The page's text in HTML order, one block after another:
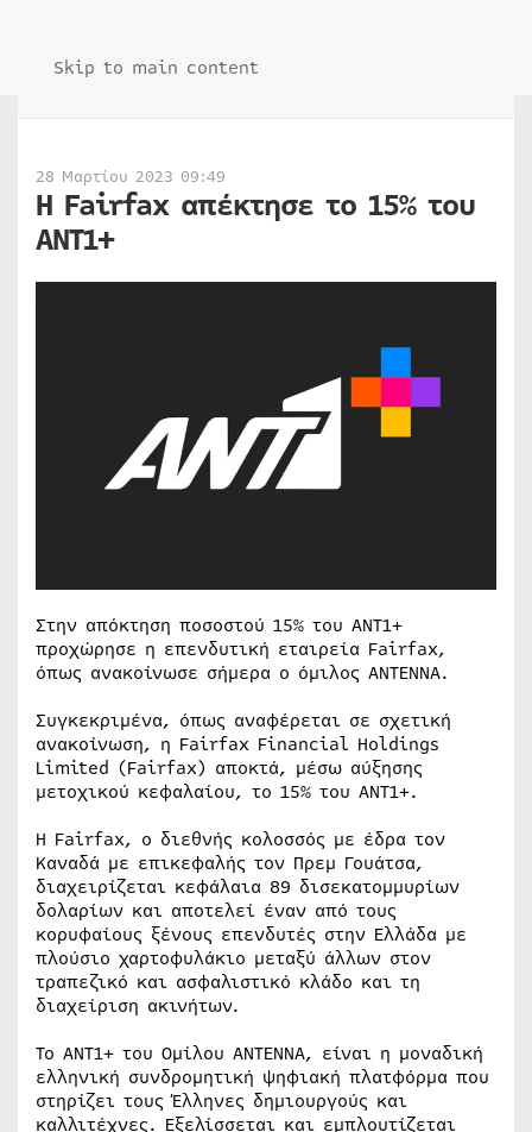
Skip to main content
28 Μαρτίου 2023 09:49
Η Fairfax απέκτησε το 15% του
ANT1+
Στην απόκτηση ποσοστού 15% του ANT1+
προχώρησε η επενδυτική εταιρεία Fairfax,
όπως ανακοίνωσε σήμερα ο όμιλος ΑΝΤΕΝΝΑ.
Συγκεκριμένα, όπως αναφέρεται σε σχετική
ανακοίνωση, η Fairfax Financial Holdings
Limited (Fairfax) αποκτά, μέσω αύξησης
μετοχικού κεφαλαίου, το 15% του ANT1+.
Η Fairfax, ο διεθνής κολοσσός με έδρα τον
Καναδά με επικεφαλής τον Πρεμ Γουάτσα,
διαχειρίζεται κεφάλαια 89 δισεκατομμυρίων
δολαρίων και αποτελεί έναν από τους
κορυφαίους ξένους επενδυτές στην Ελλάδα με
πλούσιο χαρτοφυλάκιο μεταξύ άλλων στον
τραπεζικό και ασφαλιστικό κλάδο και τη
διαχείριση ακινήτων.
Το ΑΝΤ1+ του Ομίλου ΑΝΤΕΝΝΑ, είναι η μοναδική
ελληνική συνδρομητική ψηφιακή πλατφόρμα που
στηρίζει τους Έλληνες δημιουργούς και
καλλιτέχνες. Εξελίσσεται και εμπλουτίζεται